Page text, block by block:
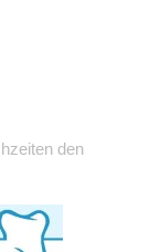
den